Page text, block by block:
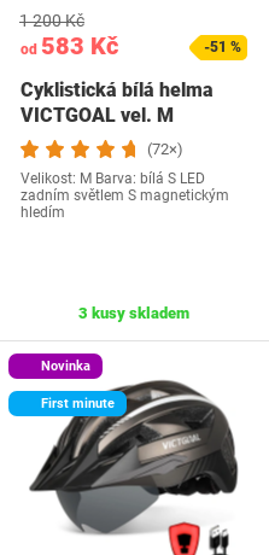
od 583 Kč
1 200 Kč
-51 %
Cyklistická bílá helma
VICTGOAL vel. M
(72×)
Velikost: M Barva: bílá S LED
zadním světlem S magnetickým
hledím
3 kusy skladem
Novinka
First minute